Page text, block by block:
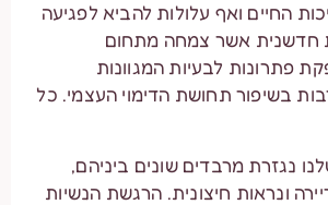
החיים ואף עלולות להביא לפגיעה
חדשנית אשר צמחה מתחום
פתרונות לבעיות המגוונות
בשיפור תחושת הדימוי העצמי. כל
נגזרת מרבדים שונים ביניהם,
ונראות חיצונית. הרגשת הנשיות